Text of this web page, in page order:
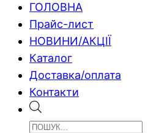
ГОЛОВНА
Прайс-лист
НОВИНИ/АКЦІЇ
Каталог
Доставка/оплата
Контакти
Products